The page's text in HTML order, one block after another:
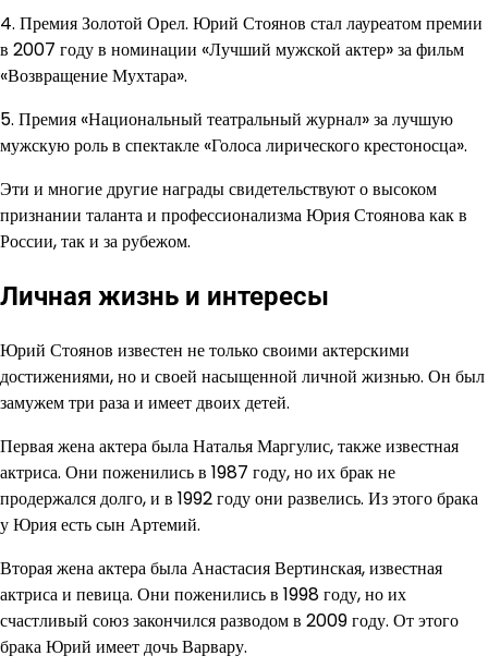
4. Премия Золотой Орел. Юрий Стоянов стал лауреатом премии
в 2007 году в номинации «Лучший мужской актер» за фильм
«Возвращение Мухтара».
5. Премия «Национальный театральный журнал» за лучшую
мужскую роль в спектакле «Голоса лирического крестоносца».
Эти и многие другие награды свидетельствуют о высоком
признании таланта и профессионализма Юрия Стоянова как в
России, так и за рубежом.
Личная жизнь и интересы
Юрий Стоянов известен не только своими актерскими
достижениями, но и своей насыщенной личной жизнью. Он был
замужем три раза и имеет двоих детей.
Первая жена актера была Наталья Маргулис, также известная
актриса. Они поженились в 1987 году, но их брак не
продержался долго, и в 1992 году они развелись. Из этого брака
у Юрия есть сын Артемий.
Вторая жена актера была Анастасия Вертинская, известная
актриса и певица. Они поженились в 1998 году, но их
счастливый союз закончился разводом в 2009 году. От этого
брака Юрий имеет дочь Варвару.